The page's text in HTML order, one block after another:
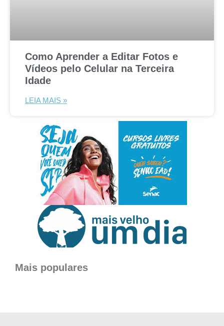
Como Aprender a Editar Fotos e
Vídeos pelo Celular na Terceira
Idade
LEIA MAIS »
Mais populares